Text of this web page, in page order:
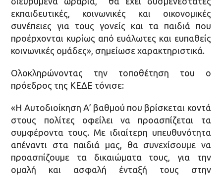
εκπαιδευτικές, κοινωνικές και οικονομικές
συνέπειες για τους γονείς και τα παιδιά που
προέρχονται κυρίως από ευάλωτες και ευπαθείς
κοινωνικές ομάδες», σημείωσε χαρακτηριστικά.
Ολοκληρώνοντας την τοποθέτηση του ο
πρόεδρος της ΚΕΔΕ τόνισε:
«Η Αυτοδιοίκηση Α’ βαθμού που βρίσκεται κοντά
στους πολίτες οφείλει να προασπίζεται τα
συμφέροντα τους. Με ιδιαίτερη υπευθυνότητα
απέναντι στα παιδιά μας, θα συνεχίσουμε να
προασπίζουμε τα δικαιώματα τους, για την
ομαλή και ασφαλή ένταξή τους στην